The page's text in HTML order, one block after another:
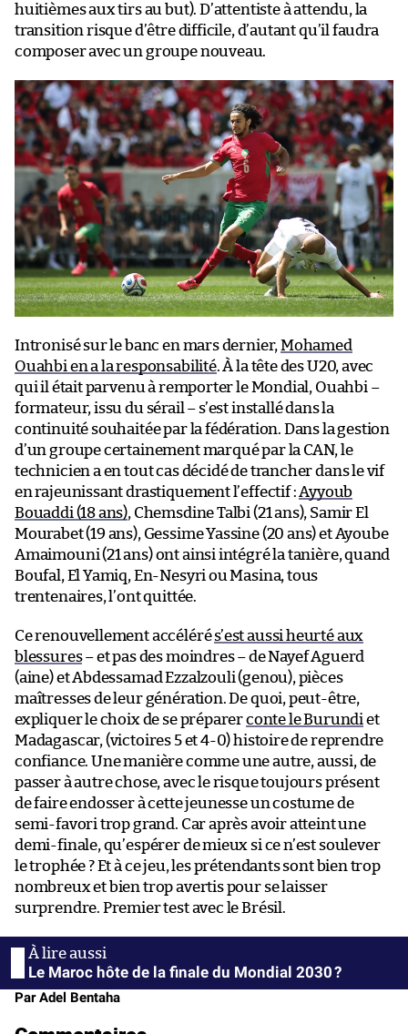
huitièmes aux tirs au but). D’attentiste à attendu, la
transition risque d’être difficile, d’autant qu’il faudra
composer avec un groupe nouveau.
Intronisé sur le banc en mars dernier, Mohamed
Ouahbi en a la responsabilité. À la tête des U20, avec
qui il était parvenu à remporter le Mondial, Ouahbi –
formateur, issu du sérail – s’est installé dans la
continuité souhaitée par la fédération. Dans la gestion
d’un groupe certainement marqué par la CAN, le
technicien a en tout cas décidé de trancher dans le vif
en rajeunissant drastiquement l’effectif :Ayyoub
Bouaddi (18 ans), Chemsdine Talbi (21 ans), Samir El
Mourabet (19 ans), Gessime Yassine (20 ans) et Ayoube
Amaimouni (21 ans) ont ainsi intégré la tanière, quand
Boufal, El Yamiq, En-Nesyri ou Masina, tous
trentenaires, l’ont quittée.
Ce renouvellement accélérés’est aussi heurté aux
blessures– et pas des moindres – de Nayef Aguerd
(aine) et Abdessamad Ezzalzouli (genou), pièces
maîtresses de leur génération. De quoi, peut-être,
expliquer le choix de se préparerconte le Burundi et
Madagascar, (victoires 5 et 4-0) histoire de reprendre
confiance. Une manière comme une autre, aussi, de
passer à autre chose, avec le risque toujours présent
de faire endosser à cette jeunesse un costume de
semi-favori trop grand. Car après avoir atteint une
demi-finale, qu’espérer de mieux si ce n’est soulever
le trophée ? Et à ce jeu, les prétendants sont bien trop
nombreux et bien trop avertis pour se laisser
surprendre. Premier test avec le Brésil.
Le Maroc hôte de la finale du Mondial 2030 ?
Par Adel Bentaha